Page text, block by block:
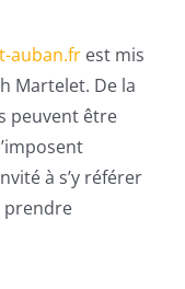
auban.fr est mis
Martelet. De la
peuvent être
à s’y référer
prendre